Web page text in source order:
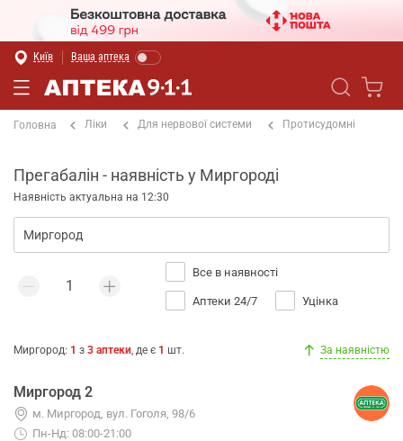
Київ Ваша аптека
Головна Ліки Для нервової системи Протисудомні
Прегабалін - наявність у Миргороді
Наявність актуальна на 12:30
Все в наявності
Аптеки 24/7 Уцінка
Миргород: 1 з 3 аптеки, де є 1 шт. За наявністю
Миргород 2
м. Миргород, вул. Гоголя, 98/6
Пн-Нд: 08:00-21:00